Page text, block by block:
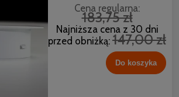
Cena regularna:
183,75 zł
Najniższa cena z 30 dni
przed obniżką: 147,00 zł
Do koszyka